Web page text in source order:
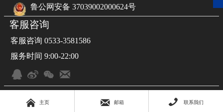
鲁公网安备 37039002000624号
客服咨询
客服咨询 0533-3581586
服务时间 9:00-22:00
   
 主页  邮箱  联系我们